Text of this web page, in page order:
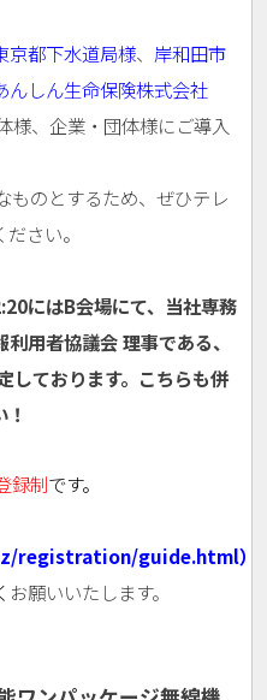
京都下水道局様、 岸和田市
んしん生命保険株式会社
様、企業・団体様にご導入
ものとするため、ぜひテレ
さい。
にはB会場にて、当社専務
用者協議会 理事である、
しております。こちらも併
録制です。
registration/guide.html）
お願いいたします。